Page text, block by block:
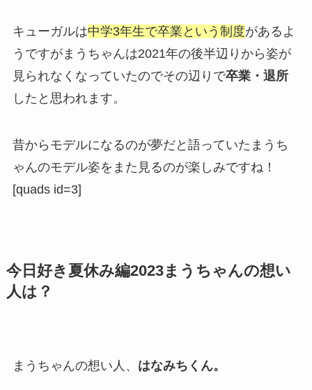
キューガルは中学3年生で卒業という制度があるよ
うですがまうちゃんは2021年の後半辺りから姿が
見られなくなっていたのでその辺りで卒業・退所
したと思われます。
昔からモデルになるのが夢だと語っていたまうち
ゃんのモデル姿をまた見るのが楽しみですね！
[quads id=3]
今日好き夏休み編2023まうちゃんの想い
人は？
まうちゃんの想い人、 はなみちくん。